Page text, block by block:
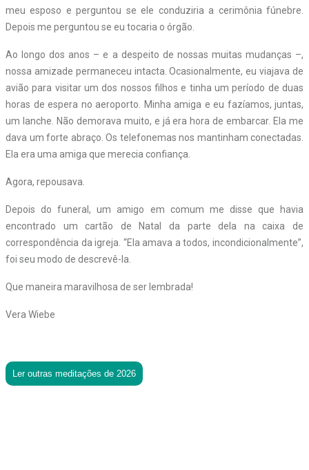
meu esposo e perguntou se ele conduziria a cerimônia fúnebre.
Depois me perguntou se eu tocaria o órgão.
Ao longo dos anos – e a despeito de nossas muitas mudanças –,
nossa amizade permaneceu intacta. Ocasionalmente, eu viajava de
avião para visitar um dos nossos filhos e tinha um período de duas
horas de espera no aeroporto. Minha amiga e eu fazíamos, juntas,
um lanche. Não demorava muito, e já era hora de embarcar. Ela me
dava um forte abraço. Os telefonemas nos mantinham conectadas.
Ela era uma amiga que merecia confiança.
Agora, repousava.
Depois do funeral, um amigo em comum me disse que havia
encontrado um cartão de Natal da parte dela na caixa de
correspondência da igreja. “Ela amava a todos, incondicionalmente”,
foi seu modo de descrevê-la.
Que maneira maravilhosa de ser lembrada!
Vera Wiebe
Ler outras meditações de 2026